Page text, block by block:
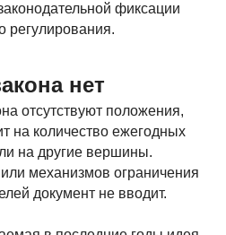
фиксации
регулирования.
нет
отсутствуют положения,
на количество ежегодных
на другие вершины.
механизмов ограничения
документ не вводит.